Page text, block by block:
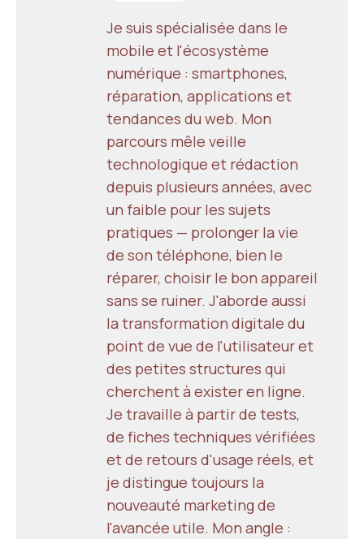
Je suis spécialisée dans le
mobile et l'écosystème
numérique : smartphones,
réparation, applications et
tendances du web. Mon
parcours mêle veille
technologique et rédaction
depuis plusieurs années, avec
un faible pour les sujets
pratiques — prolonger la vie
de son téléphone, bien le
réparer, choisir le bon appareil
sans se ruiner. J'aborde aussi
la transformation digitale du
point de vue de l'utilisateur et
des petites structures qui
cherchent à exister en ligne.
Je travaille à partir de tests,
de fiches techniques vérifiées
et de retours d'usage réels, et
je distingue toujours la
nouveauté marketing de
l'avancée utile. Mon angle :